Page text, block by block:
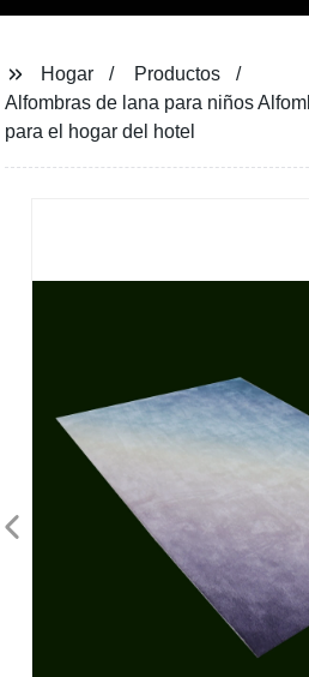
Hogar
Productos
Alfombras de lana para niños
para el hogar del hotel